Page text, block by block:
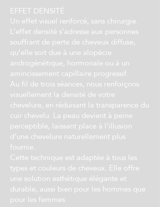
EFFET DENSITÉ
Un effet visuel renforcé, sans chirurgie.
L’effet densité s’adresse aux personnes
souffrant de perte de cheveux diffuse,
qu’elle soit due à une alopécie
androgénétique, hormonale ou à un
amincissement capillaire progressif.
Au fil de trois séances, nous renforçons
visuellement la densité de votre
chevelure, en réduisant la transparence du
cuir chevelu. La peau devient à peine
perceptible, laissant place à l’illusion
d’une chevelure naturellement plus
fournie.
Cette technique est adaptée à tous les
types et couleurs de cheveux. Elle offre
une solution esthétique élégante et
durable, aussi bien pour les hommes que
pour les femmes.